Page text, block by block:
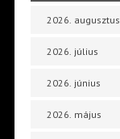
2026. augusztus
2026. július
2026. június
2026. május